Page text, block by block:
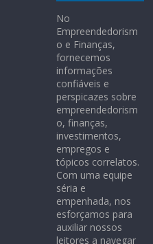
No
Empreendedorism
o e Finanças,
fornecemos
informações
confiáveis e
perspicazes sobre
empreendedorism
o, finanças,
investimentos,
empregos e
tópicos correlatos.
Com uma equipe
séria e
empenhada, nos
esforçamos para
auxiliar nossos
leitores a navegar